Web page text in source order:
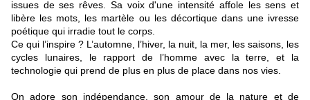
issues de ses rêves. Sa voix d'une intensité affole les sens et
libère les mots, les martèle ou les décortique dans une ivresse
poétique qui irradie tout le corps.
Ce qui l’inspire ? L’automne, l’hiver, la nuit, la mer, les saisons, les
cycles lunaires, le rapport de l’homme avec la terre, et la
technologie qui prend de plus en plus de place dans nos vies.
On adore son indépendance, son amour de la nature et de